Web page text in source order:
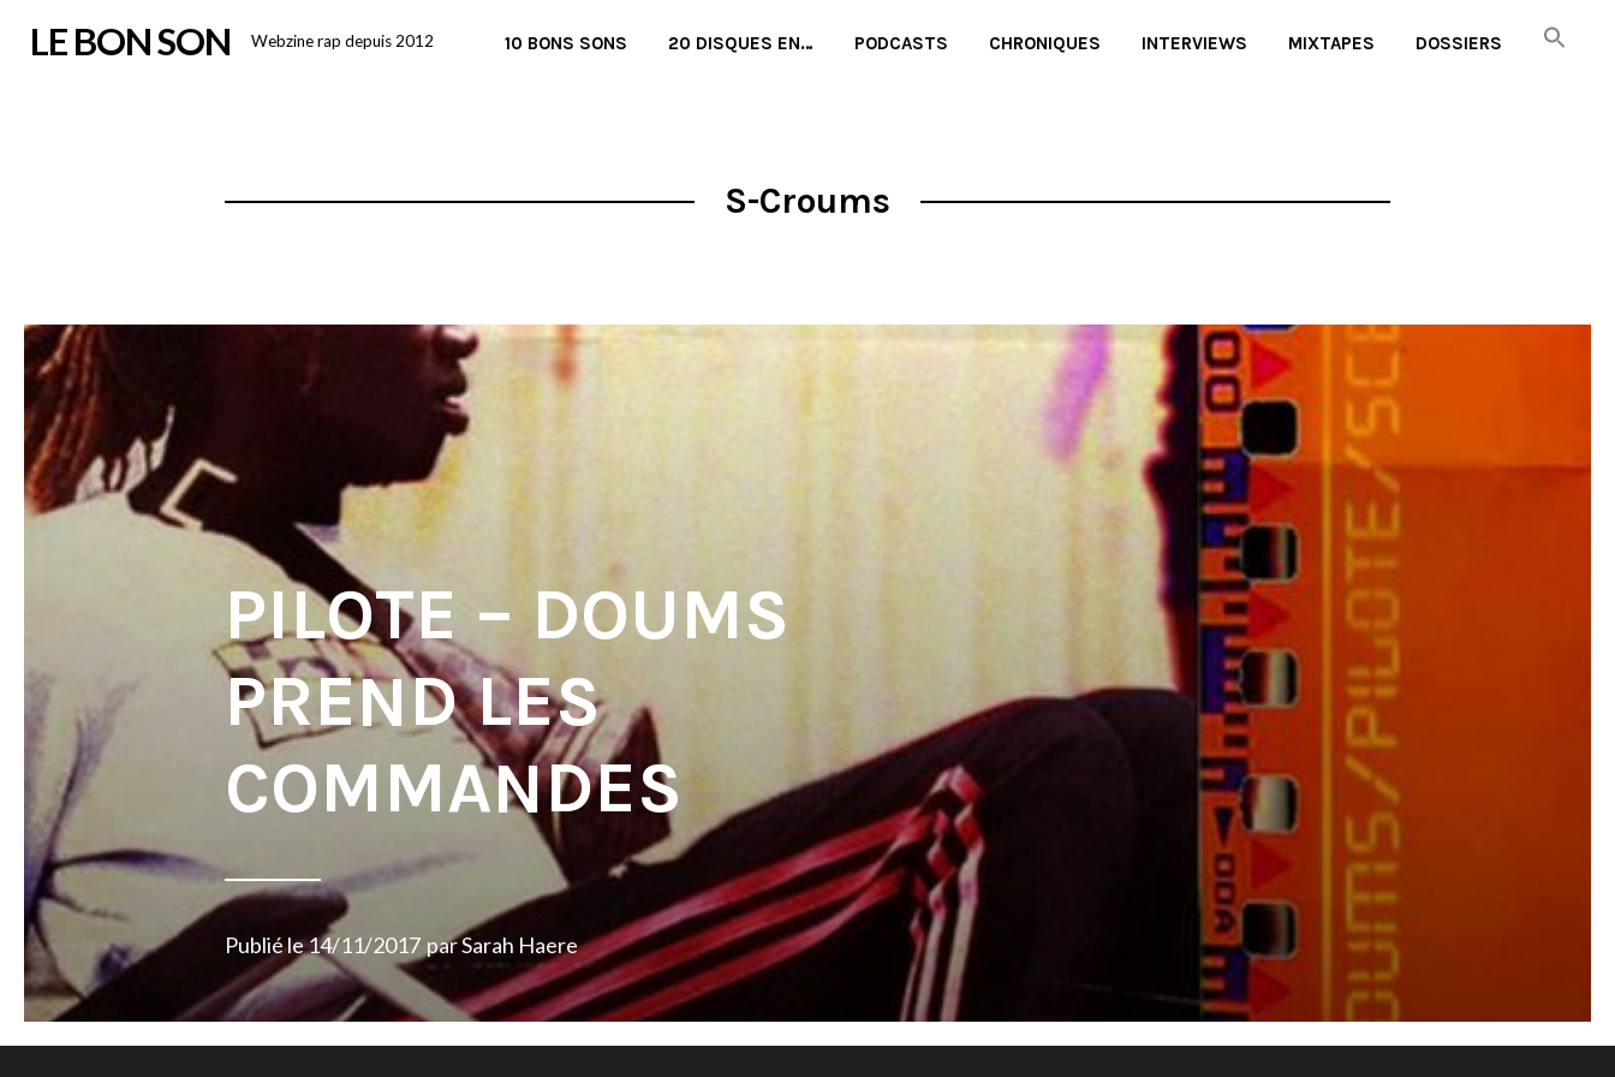
LE BON SON Webzine rap depuis 2012 10 BONS SONS 20 DISQUES EN… PODCASTS CHRONIQUES INTERVIEWS MIXTAPES DOSSIERS
S-Croums
PILOTE – DOUMS
PREND LES
COMMANDES
Publié le14/11/2017 parSarah Haere